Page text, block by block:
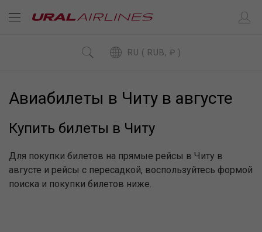
RU ( RUB, ₽ )
Авиабилеты в Читу в августе
Купить билеты в Читу
Для покупки билетов на прямые рейсы в Читу в
августе и рейсы с пересадкой, воспользуйтесь формой
поиска и покупки билетов ниже.